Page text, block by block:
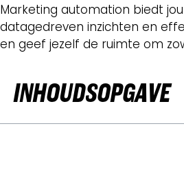
Marketing automation biedt
datagedreven inzichten en
en geef jezelf de ruimte om
INHOUDSOPGAVE